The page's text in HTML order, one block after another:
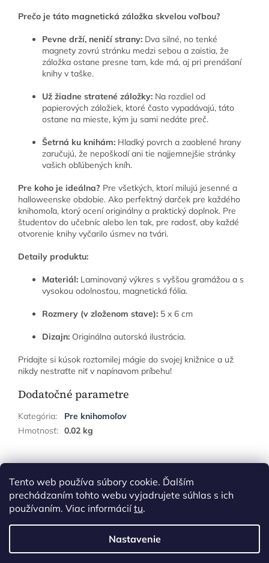
Tento web používa súbory cookie. Ďalším
prechádzaním tohto webu vyjadrujete súhlas s ich
používaním. Viac informáciítu.
Nastavenie
Prečo je táto magnetická záložka skvelou voľbou?
Pevne drží, neničí strany: Dva silné, no tenké
magnety zovrú stránku medzi sebou a zaistia, že
záložka ostane presne tam, kde má, aj pri prenášaní
knihy v taške.
Už žiadne stratené záložky: Na rozdiel od
papierových záložiek, ktoré často vypadávajú, táto
ostane na mieste, kým ju sami nedáte preč.
Šetrná ku knihám: Hladký povrch a zaoblené hrany
zaručujú, že nepoškodí ani tie najjemnejšie stránky
vašich obľúbených kníh.
Pre koho je ideálna? Pre všetkých, ktorí milujú jesenné a
halloweenske obdobie. Ako perfektný darček pre každého
knihomoľa, ktorý ocení originálny a praktický doplnok. Pre
študentov do učebníc alebo len tak, pre radosť, aby každé
otvorenie knihy vyčarilo úsmev na tvári.
Detaily produktu:
Materiál: Laminovaný výkres s vyššou gramážou a s
vysokou odolnosťou, magnetická fólia.
Rozmery (v zloženom stave): 5 x 6 cm
Dizajn: Originálna autorská ilustrácia.
Pridajte si kúsok roztomilej mágie do svojej knižnice a už
nikdy nestraťte niť v napínavom príbehu!
Dodatočné parametre
Kategória:
Pre knihomoľov
Hmotnosť: 0.02 kg
Z
Vytvoril Shoptet